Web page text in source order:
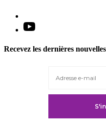
Open
a
Recevez les dernières nouvelles